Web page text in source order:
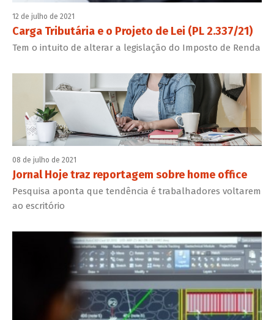
12 de julho de 2021
Carga Tributária e o Projeto de Lei (PL 2.337/21)
Tem o intuito de alterar a legislação do Imposto de Renda
08 de julho de 2021
Jornal Hoje traz reportagem sobre home office
Pesquisa aponta que tendência é trabalhadores voltarem
ao escritório